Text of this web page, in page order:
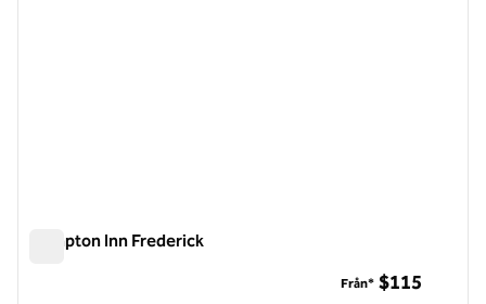
Hampton Inn Frederick
Från* $115